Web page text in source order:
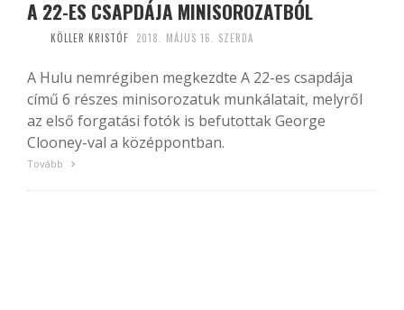
A 22-ES CSAPDÁJA MINISOROZATBÓL
KÖLLER KRISTÓF 2018. MÁJUS 16. SZERDA
A Hulu nemrégiben megkezdte A 22-es csapdája
című 6 részes minisorozatuk munkálatait, melyről
az első forgatási fotók is befutottak George
Clooney-val a középpontban.
Tovább